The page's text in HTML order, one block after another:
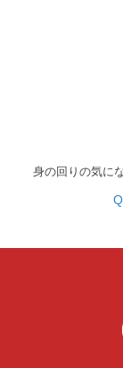
身の回りの気に